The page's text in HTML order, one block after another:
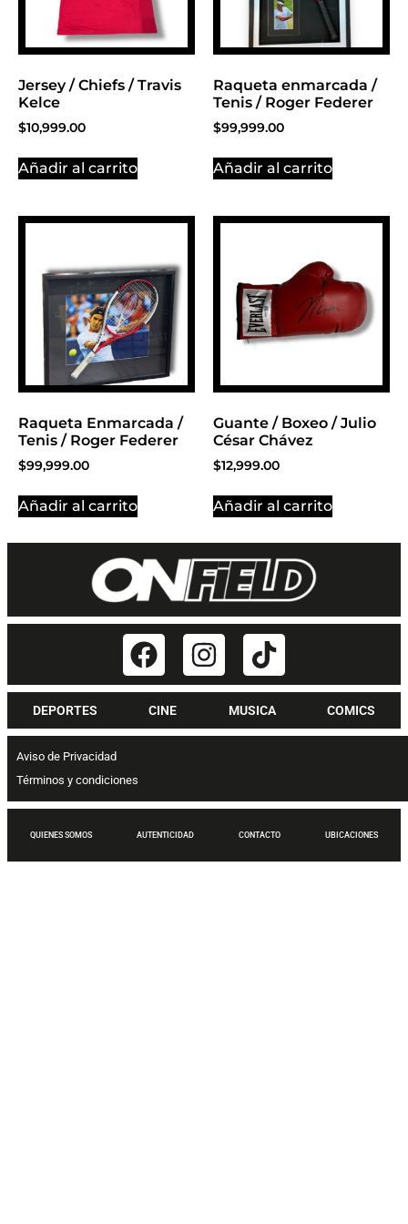
Jersey / Chiefs / Travis
Kelce
$10,999.00
Añadir al carrito
Raqueta enmarcada /
Tenis / Roger Federer
$99,999.00
Añadir al carrito
Raqueta Enmarcada /
Tenis / Roger Federer
$99,999.00
Añadir al carrito
Guante / Boxeo / Julio
César Chávez
$12,999.00
Añadir al carrito
DEPORTES CINE MUSICA COMICS
Aviso de Privacidad
Términos y condiciones
QUIENES SOMOS AUTENTICIDAD CONTACTO UBICACIONES